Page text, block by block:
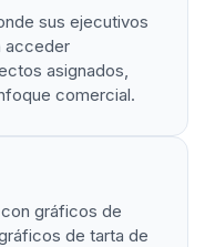
sus ejecutivos
acceder
asignados,
comercial.
gráficos de
de tarta de